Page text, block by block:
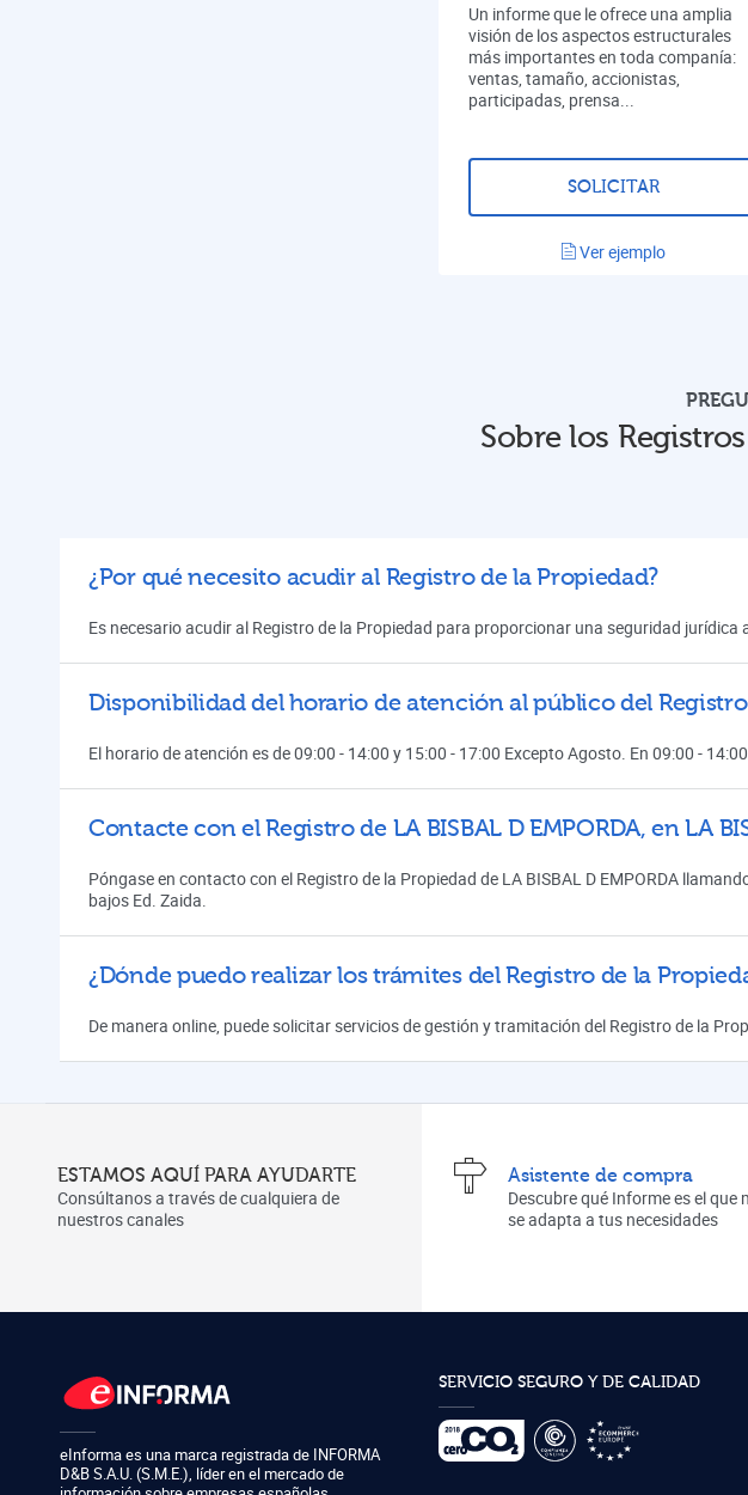
Un informe que le ofrece una amplia
visión de los aspectos estructurales
más importantes en toda companía:
ventas, tamaño, accionistas,
participadas, prensa...
SOLICITAR
Ver ejemplo
Sobre los
¿Por qué necesito acudir al Registro de la Propiedad?
Es necesario acudir al Registro de la Propiedad para proporcionar una seguridad
Disponibilidad del horario de atención al público del Registro
El horario de atención es de 09:00 - 14:00 y 15:00 - 17:00 Excepto Agosto. En 09:00 - 14:00
Contacte con el Registro de LA BISBAL D EMPORDA, en LA
Póngase en contacto con el Registro de la Propiedad de LA BISBAL D EMPORDA
bajos Ed. Zaida.
¿Dónde puedo realizar los trámites del Registro de la
De manera online, puede solicitar servicios de gestión y tramitación del Registro de la
ESTAMOS AQUÍ PARA AYUDARTE
Consúltanos a través de cualquiera de
nuestros canales
Asistente de compra
Descubre qué Informe es el que
seadapta a tus necesidades
eInforma es una marca registrada de INFORMA
D&B S.A.U. (S.M.E.), líder en el mercado de
SERVICIO SEGURO Y DE CALIDAD